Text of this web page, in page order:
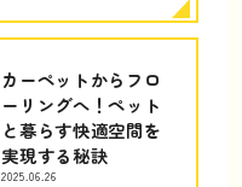
カーペットからフロ
ーリングへ！ペット
と暮らす快適空間を
実現する秘訣
2025.06.26